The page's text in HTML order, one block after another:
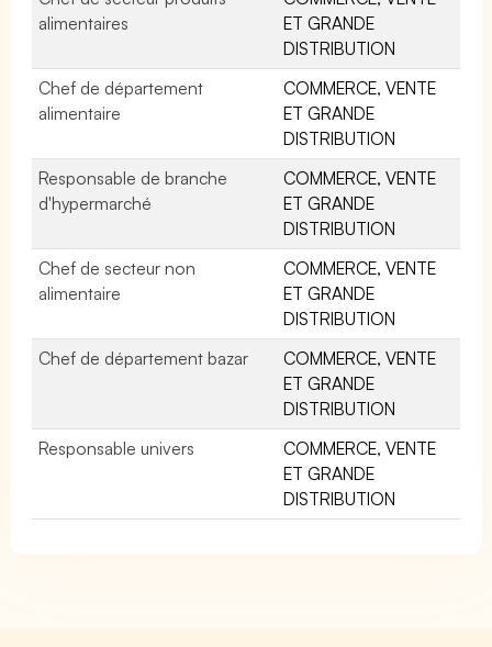
alimentaires
ET GRANDE
DISTRIBUTION
Chef de département
alimentaire
COMMERCE, VENTE
ET GRANDE
DISTRIBUTION
Responsable de branche
d'hypermarché
COMMERCE, VENTE
ET GRANDE
DISTRIBUTION
Chef de secteur non
alimentaire
COMMERCE, VENTE
ET GRANDE
DISTRIBUTION
Chef de département bazar
COMMERCE, VENTE
ET GRANDE
DISTRIBUTION
Responsable univers
COMMERCE, VENTE
ET GRANDE
DISTRIBUTION